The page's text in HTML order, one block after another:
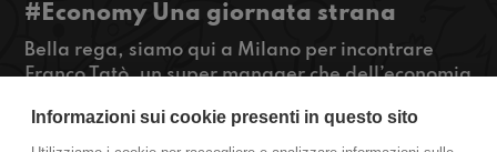
#Economy Una giornata strana
Bella rega, siamo qui a Milano per incontrare
Franco Tatò, un super manager che dell’economia
lastrico moltissime industrie. Volete finalmente
capire cosa sia il business? Volete finalmente
Informazioni sui cookie presenti in questo sito